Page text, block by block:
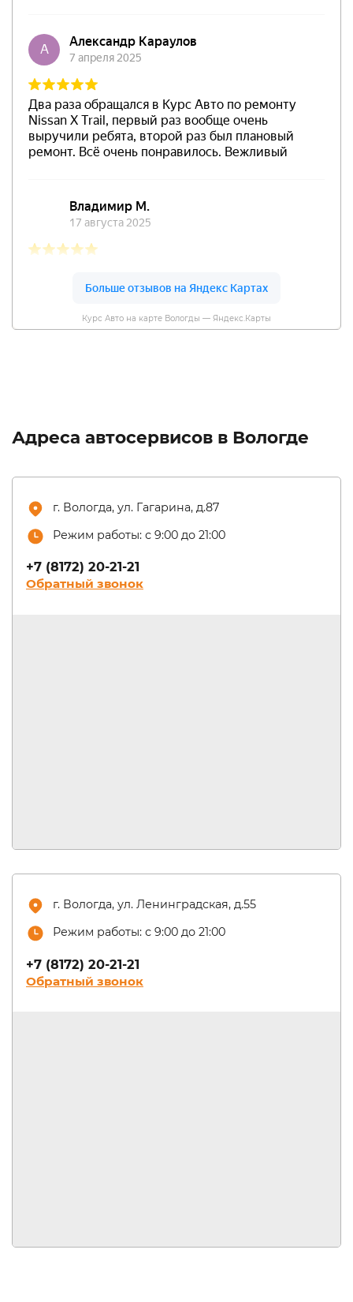
Курс Авто на карте Вологды — Яндекс.Карты
Адреса автосервисов в Вологде
г. Вологда, ул. Гагарина, д.87
Режим работы: с 9:00 до 21:00
+7 (8172) 20-21-21
Обратный звонок
г. Вологда, ул. Ленинградская, д.55
Режим работы: с 9:00 до 21:00
+7 (8172) 20-21-21
Обратный звонок